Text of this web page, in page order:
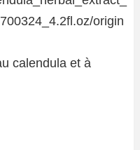
calendula et à